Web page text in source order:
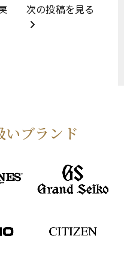
次の投稿を見る
いブランド